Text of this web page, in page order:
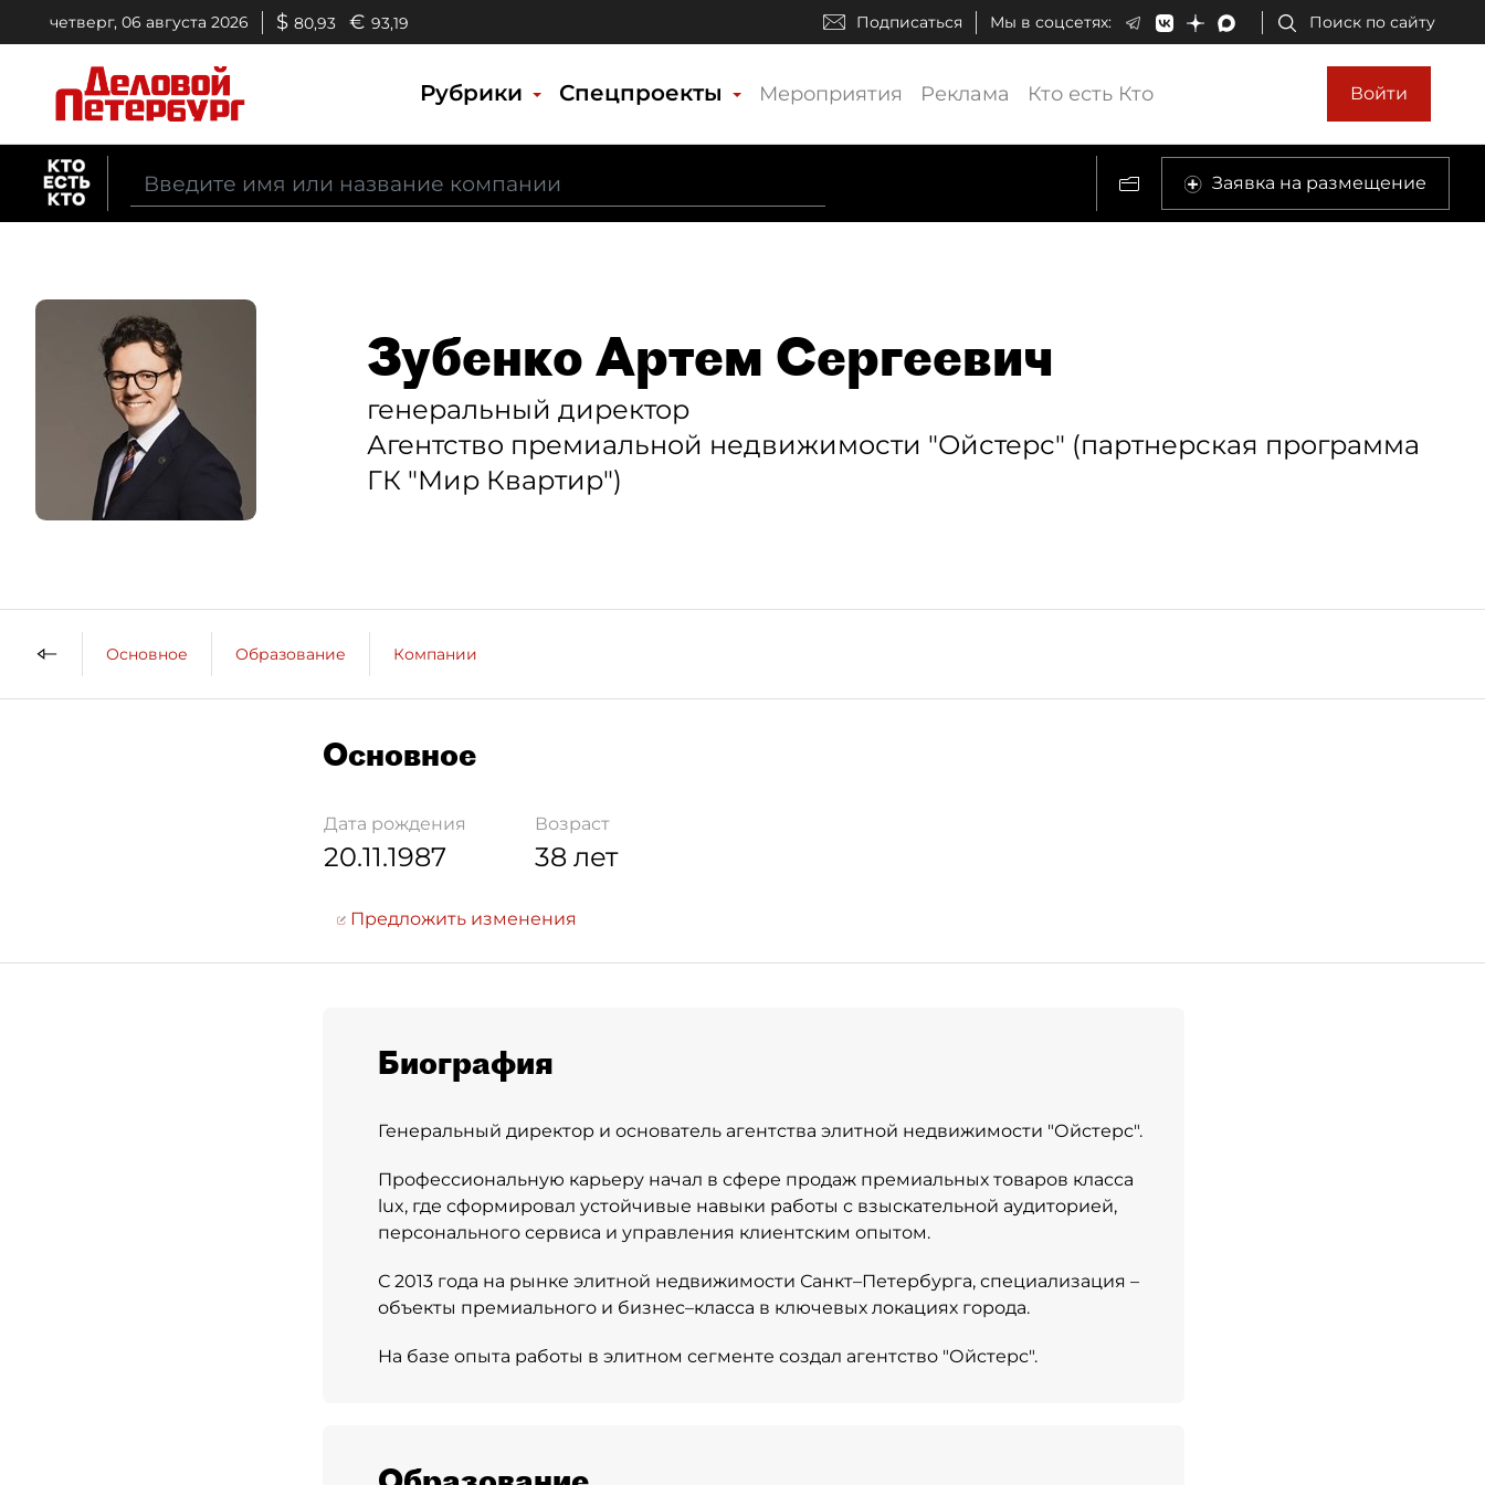
четверг, 06 августа 2026 $ 80,93 € 93,19 Подписаться Мы в соцсетях: Поиск по сайту
Рубрики Спецпроекты Мероприятия Реклама Кто есть Кто Войти
Заявка на размещение
Зубенко Артем Сергеевич
генеральный директор
Агентство премиальной недвижимости "Ойстерс" (партнерская программа
ГК "Мир Квартир")
Основное Образование Компании
Основное
Дата рождения
20.11.1987
Возраст
38 лет
Предложить изменения
Биография
Генеральный директор и основатель агентства элитной недвижимости "Ойстерс".
Профессиональную карьеру начал в сфере продаж премиальных товаров класса
lux, где сформировал устойчивые навыки работы с взыскательной аудиторией,
персонального сервиса и управления клиентским опытом.
С 2013 года на рынке элитной недвижимости Санкт–Петербурга, специализация –
объекты премиального и бизнес–класса в ключевых локациях города.
На базе опыта работы в элитном сегменте создал агентство "Ойстерс".